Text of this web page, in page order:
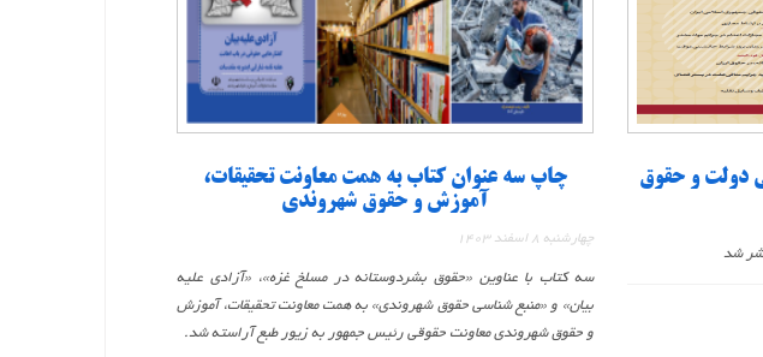
چاپ سه عنوان کتاب به همت معاونت تحقیقات،
آموزش و حقوق شهروندی
چهارشنبه 8 اسفند 1403
سه کتاب با عناوین «حقوق بشردوستانه در مسلخ غزه»، «آزادی علیه
بیان» و «منبع شناسی حقوق شهروندی» به همت معاونت تحقیقات، آموزش
و حقوق شهروندی معاونت حقوقی رئیس جمهور به زیور طبع آراسته شد.